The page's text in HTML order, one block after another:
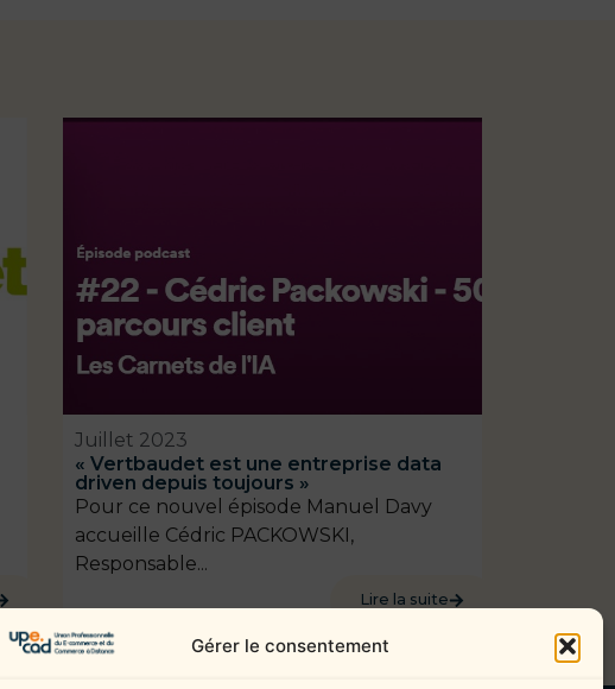
Gérer le consentement
« Vertbaudet est une entreprise data
driven depuis toujours »
Juillet 2023
Pour ce nouvel épisode Manuel Davy
accueille Cédric PACKOWSKI,
Responsable...
Lire la suite